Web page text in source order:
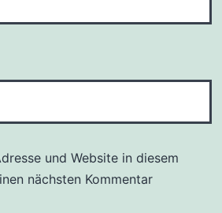
und Website in diesem
nächsten Kommentar